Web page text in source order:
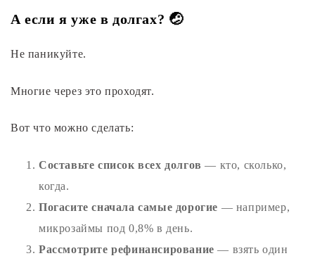
А если я уже в долгах? 🤕
Не паникуйте.
Многие через это проходят.
Вот что можно сделать:
Составьте список всех долгов— кто, сколько,
когда.
Погасите сначала самые дорогие — например,
микрозаймы под 0,8% в день.
Рассмотрите рефинансирование— взять один